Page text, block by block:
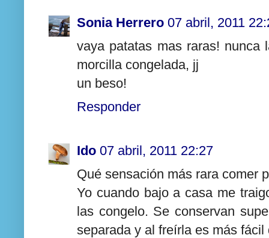
Sonia Herrero 07 abril, 2011
vaya patatas mas raras! nunca
morcilla congelada, jj
un beso!
Responder
Ido 07 abril, 2011 22:27
Qué sensación más rara comer
Yo cuando bajo a casa me
las congelo. Se conservan
separada y al freírla es más fácil